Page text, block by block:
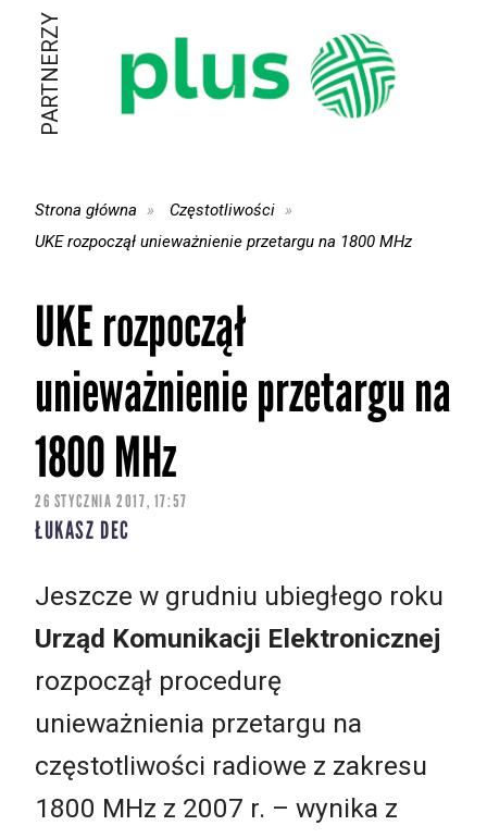
PARTNERZY
Strona główna
Częstotliwości
UKE rozpoczął unieważnienie przetargu na 1800 MHz
UKE rozpoczął
unieważnienie przetargu na
1800 MHz
26 STYCZNIA 2017, 17:57
ŁUKASZ DEC
Jeszcze w grudniu ubiegłego roku
Urząd Komunikacji Elektronicznej
rozpoczął procedurę
unieważnienia przetargu na
częstotliwości radiowe z zakresu
1800 MHz z 2007 r. – wynika z